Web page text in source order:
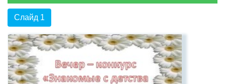
Слайд 1